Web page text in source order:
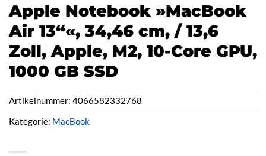
Apple Notebook »MacBook
Air 13“«, 34,46 cm, / 13,6
Zoll, Apple, M2, 10-Core GPU,
1000 GB SSD
Artikelnummer: 4066582332768
Kategorie: MacBook